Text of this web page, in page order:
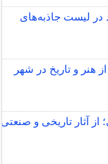
در لیست جاذبه‌های
هنر و تاریخ در شهر
آثار تاریخی و صنعتی